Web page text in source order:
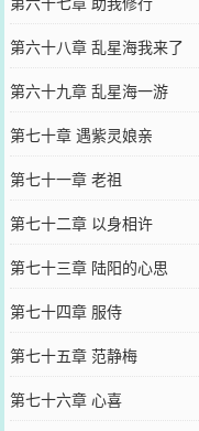
第六十八章 乱星海我来了
第六十九章 乱星海一游
第七十章 遇紫灵娘亲
第七十一章 老祖
第七十二章 以身相许
第七十三章 陆阳的心思
第七十四章 服侍
第七十五章 范静梅
第七十六章 心喜